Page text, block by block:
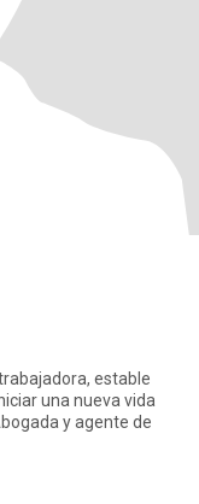
estable
una nueva vida